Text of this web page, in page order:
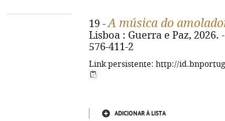
19 -A música do
Lisboa : Guerra e Paz, 2026.
576-411-2
Link persistente: http://
ADICIONAR À LISTA